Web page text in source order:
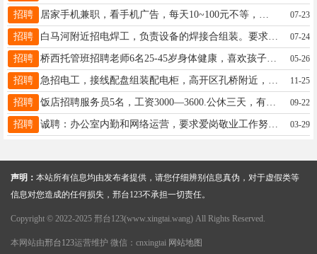
招聘 07-23
招聘 白马河附近招电焊工，负责设备的焊接合组装。要求：有焊工证、有机械组装相关经验。中午工作餐。工资面议。 07-24
招聘 桥西托管班招聘老师6名25-45岁身体健康，喜欢孩子有爱心耐心周末双咨询联系15127950189​ 05-26
招聘 11-25
招聘 饭店招聘服务员5名，工资3000—3600.公休三天，有全勤奖，管吃管住，地址桥西，电话15231931982 09-22
招聘 03-29
声明： 本站所有信息均由发布者提供，请您仔细辨别信息真伪，对于虚假类等
信息对您造成的任何损失，邢台123不承担一切责任。
Copyright © 2022-2025 邢台123(www.xingtai.wang) All Rights Reserved.
本网站由邢台123运营维护 微信：cnxingtai 网站地图